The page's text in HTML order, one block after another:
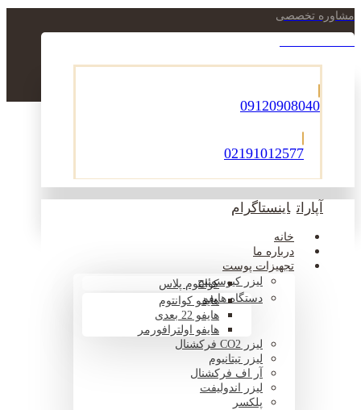
مشاوره تخصصی
09120908040
02191012577
آپارات اینستاگرام
خانه
درباره ما
تجهیزات پوست
لیزر کیوسوئیچکوانتوم پلاس
دستگاه هایفوهایفو کوانتوم
هایفو 22 بعدی
هایفو اولترافورمر
لیزر CO2 فرکشنال
لیزر تیتانیوم
آر اف فرکشنال
لیزر اندولیفت
پلکسر